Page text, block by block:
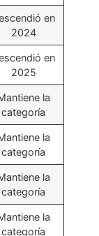
en
2024
en
2025
la
categoría
la
categoría
la
categoría
la
categoría